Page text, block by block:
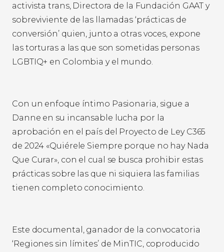
activista trans, Directora de la Fundación GAAT y
sobreviviente de las llamadas ‘prácticas de
conversión’ quien, junto a otras voces, expone
las torturas a las que son sometidas personas
LGBTIQ+ en Colombia y el mundo.
Con un enfoque íntimo Pasionaria, sigue a
Danne en su incansable lucha por la
aprobación en el país del Proyecto de Ley C365
de 2024 «Quiérele Siempre porque no hay Nada
Que Curar», con el cual se busca prohibir estas
prácticas sobre las que ni siquiera las familias
tienen completo conocimiento.
Este documental, ganador de la convocatoria
‘Regiones sin límites’ de MinTIC, coproducido